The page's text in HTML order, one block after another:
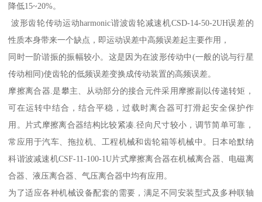
降低15~20%。
波形齿轮传动运动harmonic谐波齿轮减速机CSD-14-50-2UH误差的
性质本身带来一个缺点，即运动误差中高频误差起主要作用，
同时一阶谐振的振幅较小。这是因为在波形传动中(一般的说与行星
传动相同)使齿轮的低频误差变换成传动装置的高频误差。
摩擦离合器.是攀主、从动部分的接合元件采用摩擦副以传递转矩，
可在运转中结合，结合平稳，过载时离合器可打滑起安全保护作
用。片式摩擦离合器结构比较紧凑.径向尺寸较小，调节简单可靠，
常应用于汽车、拖拉机、工程机械和齿轮箱等机械中。日本哈默纳
科谐波减速机CSF-11-100-1U片式摩擦离合器在机械离合器、电磁离
合器、液压离合器、气压离合器中均有应用。
为了适应各种机械设备配套的需要，满足不同安装型式及多种联轴